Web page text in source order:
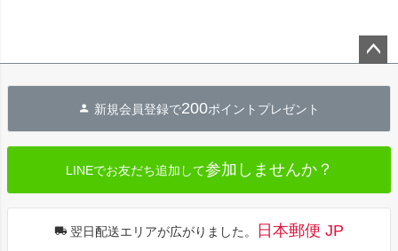
へ
新規会員登録で200ポイントプレゼント
LINEでお友だち追加して参加しませんか？
翌日配送エリアが広がりました。 日本郵便 JP